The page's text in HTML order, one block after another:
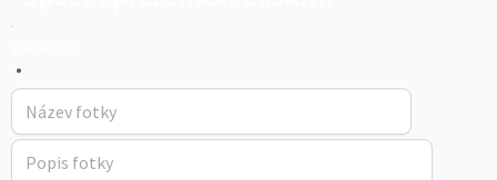
•